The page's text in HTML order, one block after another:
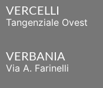
VERCELLI
Tangenziale Ovest
VERBANIA
Via A. Farinelli